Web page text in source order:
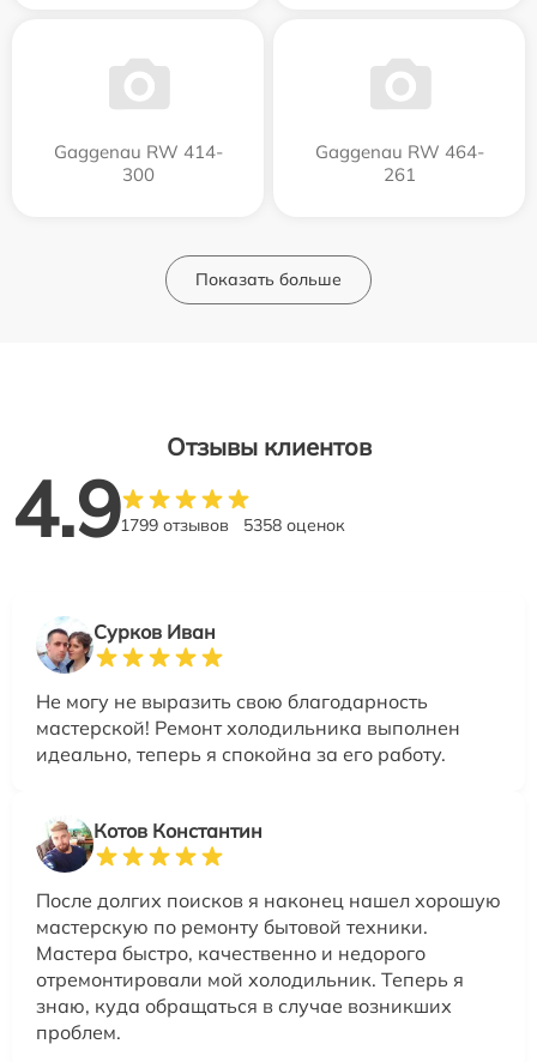
Gaggenau RW 414-
300
Gaggenau RW 464-
261
Показать больше
Отзывы клиентов
4.91799 отзывов 5358 оценок
Сурков Иван
Не могу не выразить свою благодарность
мастерской! Ремонт холодильника выполнен
идеально, теперь я спокойна за его работу.
Котов Константин
После долгих поисков я наконец нашел хорошую
мастерскую по ремонту бытовой техники.
Мастера быстро, качественно и недорого
отремонтировали мой холодильник. Теперь я
знаю, куда обращаться в случае возникших
проблем.